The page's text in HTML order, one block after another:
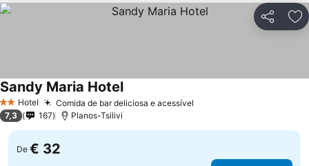
Partilhar
2 Estrelas
Hotel Comida de bar deliciosa e acessível
Sandy Maria Hotel
7,3 167 Planos-Tsilivi
De € 32